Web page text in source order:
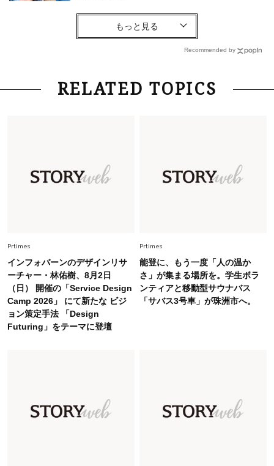
Fashion
【40代コンサバ派】白Tシャツは「パール×ゴー
Lifestyle 2026.7.29
「お若いですね」は褒め言葉？“若い＝美しい”と
上野千鶴子先生が問い直す“理想の老後”の呪縛
【ジェンダー連載23】
Lifestyle 2026.5.22
梅宮アンナさん 電撃婚から1年、家族の価値観
を育み中「理想の暮らしよりも今の心地よさを選
んだ」
Fashion 2026.7.16
白黒でもこんなに華やぐ！40代、夏の「甘めト
Recommended by
RELATED TOPICS
Prtimes
インフォバーンのデザインリサ
ーチャー・林佑樹、8月2日
（日） 開催の「Service Design
Camp 2026」 にて新たな ビジ
ョン策定手法 「Design
Futuring」をテーマに登壇
Prtimes
能登に、もう一度「人の温か
さ」が集まる場所を。学生ボラ
ンティアと移動型サウナバス
「サバス3号車」が珠洲市へ。